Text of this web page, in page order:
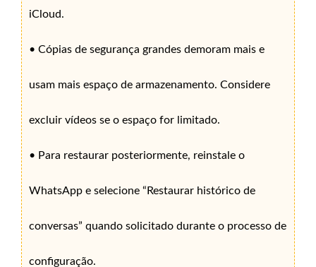
iCloud.
• Cópias de segurança grandes demoram mais e
usam mais espaço de armazenamento. Considere
excluir vídeos se o espaço for limitado.
• Para restaurar posteriormente, reinstale o
WhatsApp e selecione “Restaurar histórico de
conversas” quando solicitado durante o processo de
configuração.